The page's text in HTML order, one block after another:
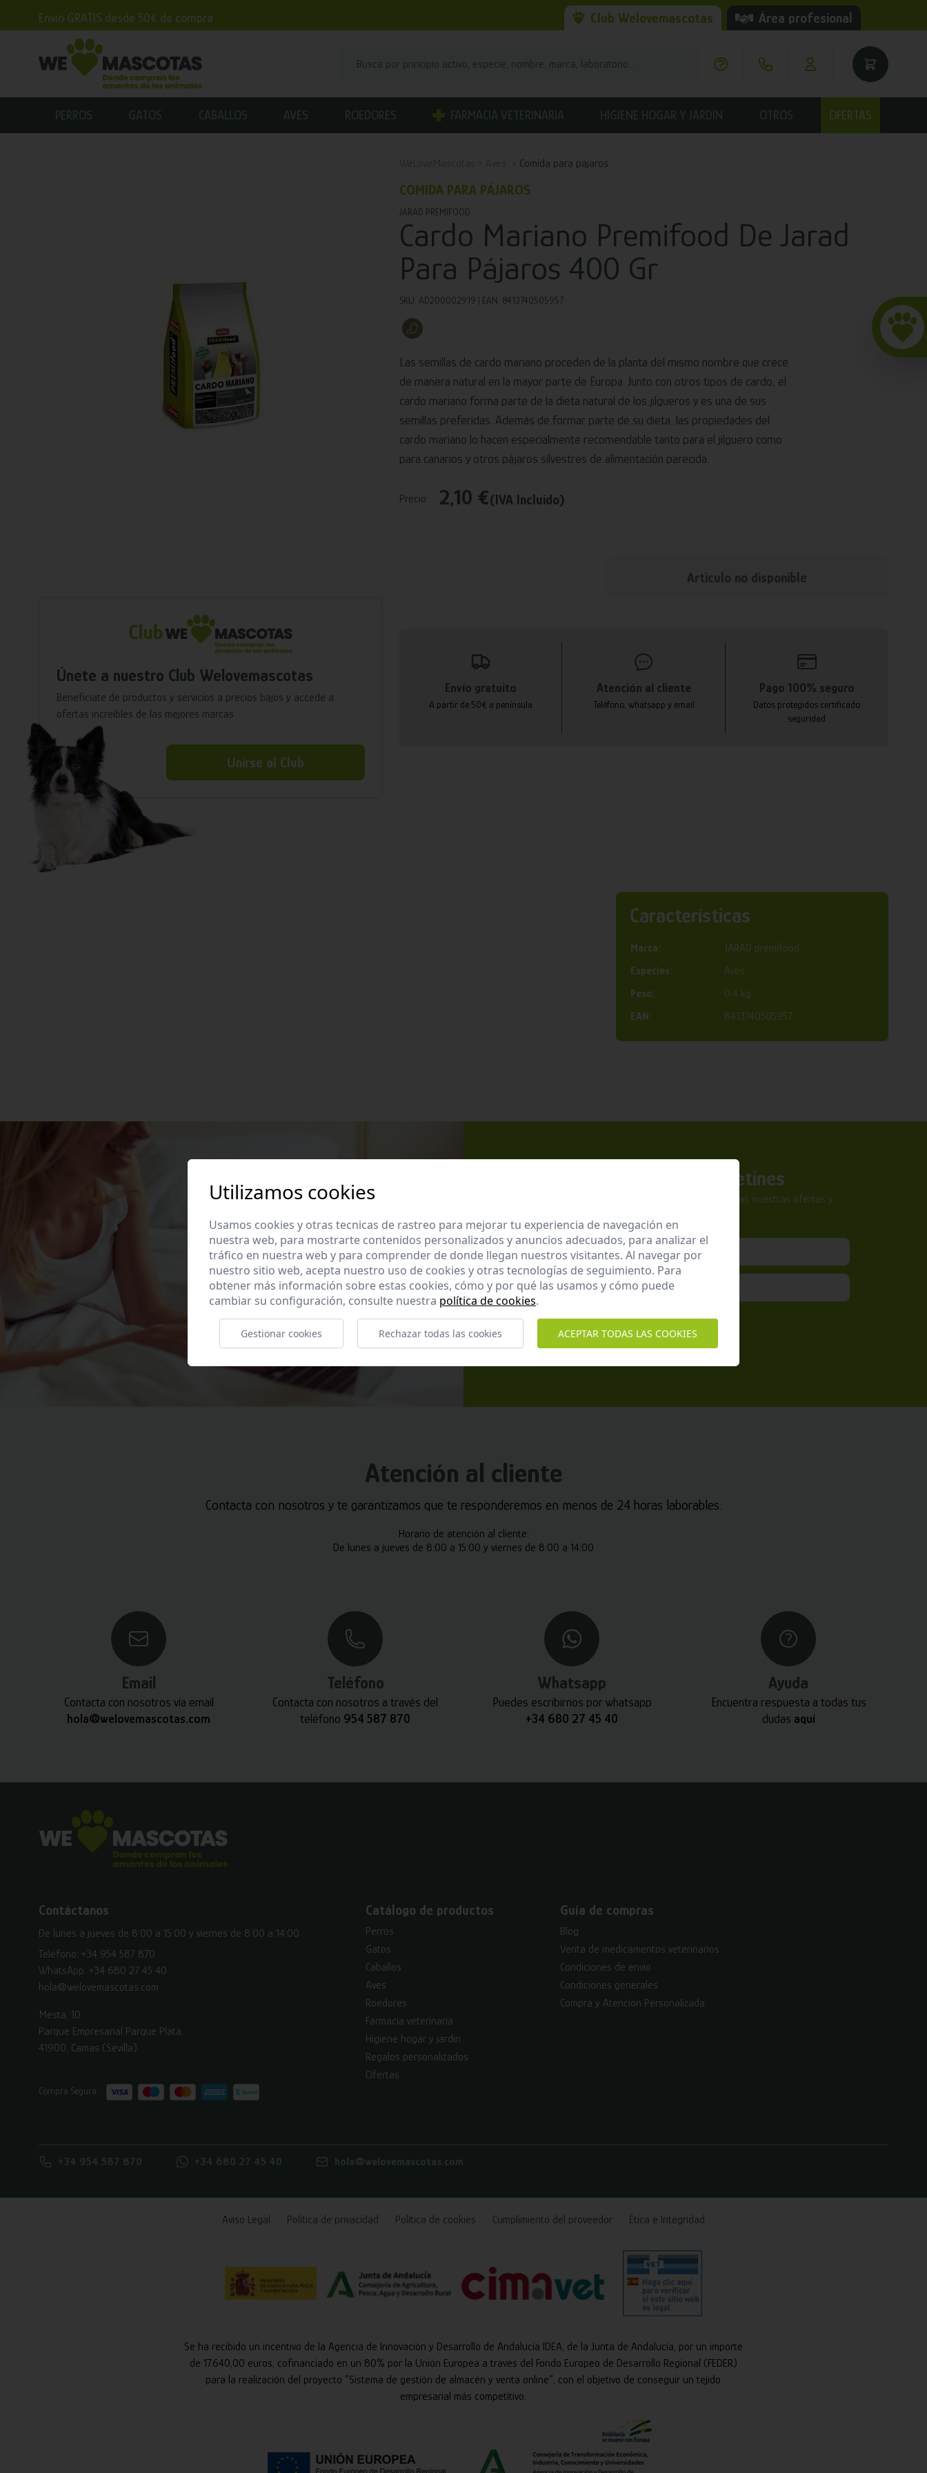
Envío GRATIS desde 50€ de compra Club Welovemascotas Área profesional
PERROS GATOS CABALLOS AVES ROEDORES FARMACIA VETERINARIA HIGIENE HOGAR Y JARDÍN OTROS OFERTAS
Únete a nuestro Club Welovemascotas
Benefíciate de productos y servicios a precios bajos y accede a
ofertas increíbles de las mejores marcas
Unirse al Club
Comida para pájaros
COMIDA PARA PÁJAROS
JARAD PREMIFOOD
Cardo Mariano Premifood De Jarad
Para Pájaros 400 Gr
SKU: AD200002919 | EAN: 8413740505957
Las semillas de cardo mariano proceden de la planta del mismo nombre que crece
de manera natural en la mayor parte de Europa. Junto con otros tipos de cardo, el
cardo mariano forma parte de la dieta natural de los jilgueros y es una de sus
semillas preferidas. Además de formar parte de su dieta, las propiedades del
cardo mariano lo hacen especialmente recomendable tanto para el jilguero como
para canarios y otros pájaros silvestres de alimentación parecida.
Precio: 2,10 €(IVA Incluido)
Articulo no disponible
Envío gratuito
A partir de 50€ a península
Atención al cliente
Teléfono, whatsapp y email
Pago 100% seguro
Datos protegidos certificado
seguridad
Características
Marca:
JARAD premifood
Especies:
Aves
Peso:
0.4 kg
EAN:
8413740505957
Apúntate a nuestros boletines
Suscríbete a nuestra newsletter y no te pierdas nuestras ofertas y
He leído y acepto laPolítica de Privacidad
Enviar
Atención al cliente
Contacta con nosotros y te garantizamos que te responderemos en menos de 24 horas laborables.
Horario de atención al cliente:
De lunes a jueves de 8:00 a 15:00 y viernes de 8:00 a 14:00
Email
Contacta con nosotros vía email
hola@welovemascotas.com
Teléfono
Contacta con nosotros a través del
teléfono 954 587 870
Whatsapp
Puedes escribirnos por whatsapp
+34 680 27 45 40
Ayuda
Encuentra respuesta a todas tus
dudas aquí
Contáctanos
De lunes a jueves de 8:00 a 15:00 y viernes de 8:00 a 14:00
Teléfono: +34 954 587 870
WhatsApp: +34 680 27 45 40
hola@welovemascotas.com
Mesta, 10
Parque Empresarial Parque Plata
41900, Camas (Sevilla)
Compra Segura:
Catálogo de productos
Perros
Gatos
Caballos
Aves
Roedores
Farmacia veterinaria
Higiene hogar y jardín
Regalos personalizados
Ofertas
Guía de compras
Blog
Venta de medicamentos veterinarios
Condiciones de envío
Condiciones generales
Compra y Atención Personalizada
+34 954 587 870 +34 680 27 45 40 hola@welovemascotas.com
Aviso Legal Política de privacidad Política de cookies Cumplimiento del proveedor Ética e Integridad
Se ha recibido un incentivo de la Agencia de Innovación y Desarrollo de Andalucía IDEA, de la Junta de Andalucía, por un importe
de 17.640,00 euros, cofinanciado en un 80% por la Unión Europea a través del Fondo Europeo de Desarrollo Regional (FEDER)
para la realización del proyecto “Sistema de gestión de almacén y venta online”, con el objetivo de conseguir un tejido
empresarial más competitivo.
Utilizamos cookies
Usamos cookies y otras tecnicas de rastreo para mejorar tu experiencia de navegación en
nuestra web, para mostrarte contenidos personalizados y anuncios adecuados, para analizar el
tráfico en nuestra web y para comprender de donde llegan nuestros visitantes. Al navegar por
nuestro sitio web, acepta nuestro uso de cookies y otras tecnologías de seguimiento. Para
obtener más información sobre estas cookies, cómo y por qué las usamos y cómo puede
cambiar su configuración, consulte nuestra política de cookies.
Gestionar cookies Rechazar todas las cookies ACEPTAR TODAS LAS COOKIES